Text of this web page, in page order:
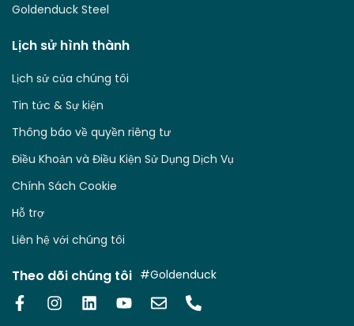
Goldenduck Steel
Lịch sử hình thành
Lịch sử của chúng tôi
Tin tức & Sự kiện
Thông báo về quyền riêng tư
Điều Khoản và Điều Kiện Sử Dụng Dịch Vụ
Chính Sách Cookie
Hỗ trợ
Liên hệ với chúng tôi
Theo dõi chúng tôi #Goldenduck